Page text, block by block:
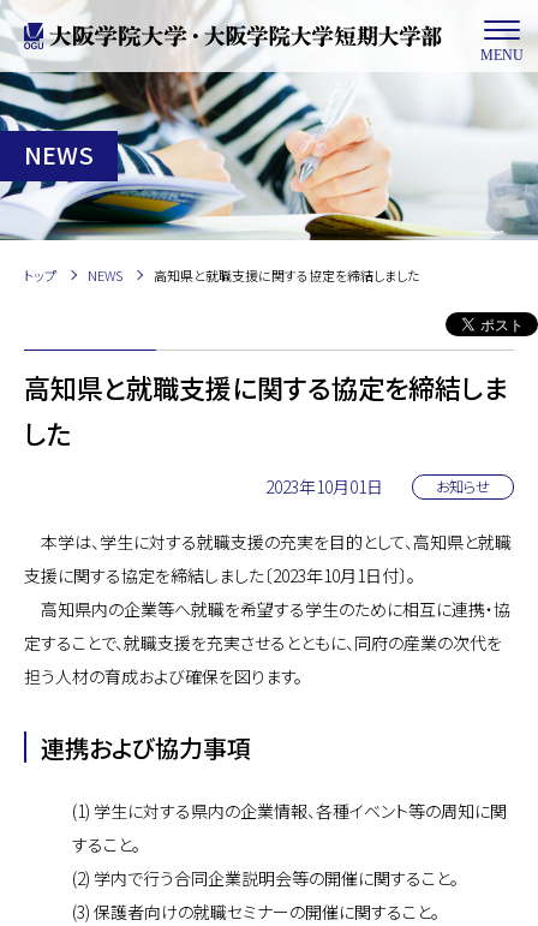
MENU
NEWS
トップ NEWS 高知県と就職支援に関する協定を締結しました
高知県と就職支援に関する協定を締結しま
した
2023年10月01日 お知らせ
本学は、学生に対する就職支援の充実を目的として、高知県と就職
支援に関する協定を締結しました〔2023年10月1日付〕。
高知県内の企業等へ就職を希望する学生のために相互に連携・協
定することで、就職支援を充実させるとともに、同府の産業の次代を
担う人材の育成および確保を図ります。
連携および協力事項
(1) 学生に対する県内の企業情報、各種イベント等の周知に関
すること。
(2) 学内で行う合同企業説明会等の開催に関すること。
(3) 保護者向けの就職セミナーの開催に関すること。